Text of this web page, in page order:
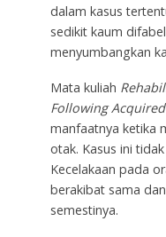
dalam kasus
sedikit kaum
menyumbangkan
Mata kuliah
Following
manfaatnya ketika
otak. Kasus ini
Kecelakaan pada
berakibat sama
semestinya.